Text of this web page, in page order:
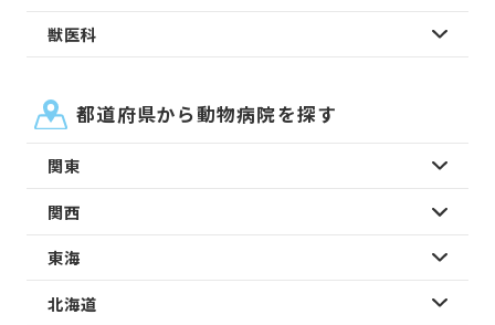
獣医科
都道府県から動物病院を探す
関東
関西
東海
北海道